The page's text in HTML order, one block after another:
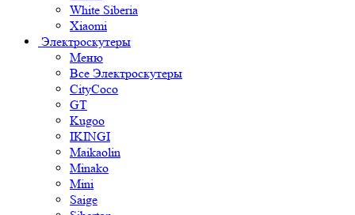
White Siberia
Xiaomi
Электроскутеры
Меню
Все Электроскутеры
CityCoco
GT
Kugoo
IKINGI
Maikaolin
Minako
Mini
Saige